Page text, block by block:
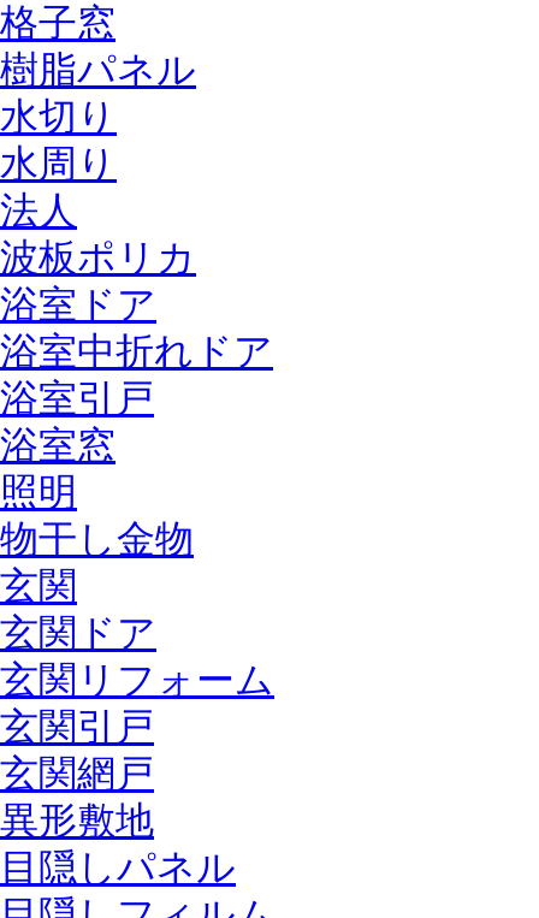
格子窓
樹脂パネル
水切り
水周り
法人
波板ポリカ
浴室ドア
浴室中折れドア
浴室引戸
浴室窓
照明
物干し金物
玄関
玄関ドア
玄関リフォーム
玄関引戸
玄関網戸
異形敷地
目隠しパネル